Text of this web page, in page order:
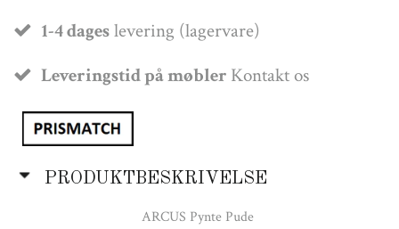
1-4 dageslevering (lagervare)
Leveringstid på møbler Kontakt os
PRODUKTBESKRIVELSE
ARCUS Pynte Pude